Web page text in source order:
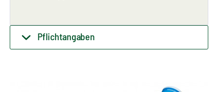
Pflichtangaben